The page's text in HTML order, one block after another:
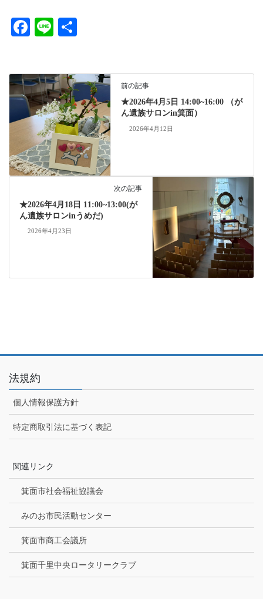
Fa
ok
Li
前の記事
★2026年4月5日 14:00~16:00 （が
ん遺族サロンin箕面）
2026年4月12日
次の記事
★2026年4月18日 11:00~13:00(が
ん遺族サロンinうめだ)
2026年4月23日
法規約
個人情報保護方針
特定商取引法に基づく表記
関連リンク
箕面市社会福祉協議会
みのお市民活動センター
箕面市商工会議所
箕面千里中央ロータリークラブ